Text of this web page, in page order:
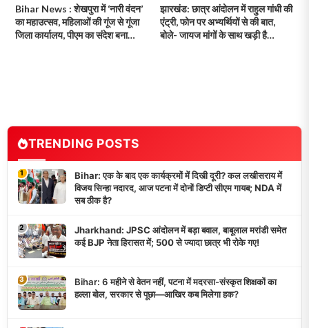
Bihar News : शेखपुरा में ‘नारी वंदन’
का महाउत्सव, महिलाओं की गूंज से गूंजा
जिला कार्यालय, पीएम का संदेश बना
झारखंड: छात्र आंदोलन में राहुल गांधी की
एंट्री, फोन पर अभ्यर्थियों से की बात,
बोले- जायज मांगों के साथ खड़ी है
TRENDING POSTS
1
Bihar: एक के बाद एक कार्यक्रमों में दिखी दूरी? कल लखीसराय में
विजय सिन्हा नदारद, आज पटना में दोनों डिप्टी सीएम गायब; NDA में
सब ठीक है?
2
Jharkhand: JPSC आंदोलन में बड़ा बवाल, बाबूलाल मरांडी समेत
कई BJP नेता हिरासत में; 500 से ज्यादा छात्र भी रोके गए!
3
Bihar: 6 महीने से वेतन नहीं, पटना में मदरसा-संस्कृत शिक्षकों का
हल्ला बोल, सरकार से पूछा—आखिर कब मिलेगा हक?